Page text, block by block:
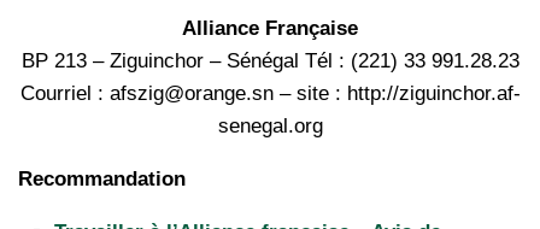
Alliance Française
BP 213 – Ziguinchor – Sénégal Tél : (221) 33 991.28.23
Courriel : afszig@orange.sn – site : http://ziguinchor.af-
senegal.org
Recommandation